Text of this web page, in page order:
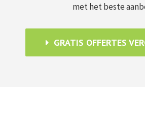
met het beste
GRATIS OFFERTES